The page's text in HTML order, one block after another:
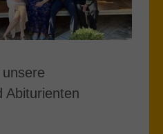
Abiturienten